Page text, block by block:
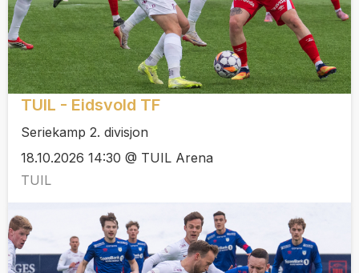
TUIL - Eidsvold TF
Seriekamp 2. divisjon
18.10.2026 14:30 @ TUIL Arena
TUIL